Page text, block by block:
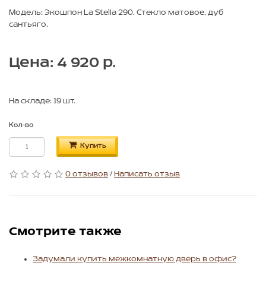
Модель: Экошпон La Stella 290. Стекло матовое, дуб
сантьяго.
Цена: 4 920 р.
На складе: 19 шт.
Кол-во
Купить
0 отзывов / Написать отзыв
Смотрите также
Задумали купить межкомнатную дверь в офис?